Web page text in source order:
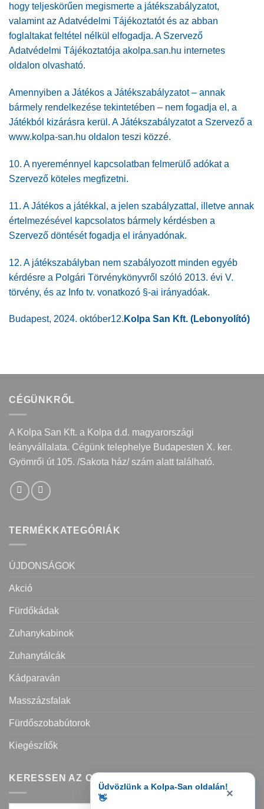
hogy teljeskörűen megismerte a játékszabályzatot,
valamint az Adatvédelmi Tájékoztatót és az abban
foglaltakat feltétel nélkül elfogadja. A Szervező
Adatvédelmi Tájékoztatója akolpa.san.hu internetes
oldalon olvasható.
Amennyiben a Játékos a Játékszabályzatot – annak
bármely rendelkezése tekintetében – nem fogadja el, a
Játékból kizárásra kerül. A Játékszabályzatot a Szervező a
www.kolpa-san.hu oldalon teszi közzé.
10. A nyereménnyel kapcsolatban felmerülő adókat a
Szervező köteles megfizetni.
11. A Játékos a játékkal, a jelen szabályzattal, illetve annak
értelmezésével kapcsolatos bármely kérdésben a
Szervező döntését fogadja el irányadónak.
12. A játékszabályban nem szabályozott minden egyéb
kérdésre a Polgári Törvénykönyvről szóló 2013. évi V.
törvény, és az Info tv. vonatkozó §-ai irányadóak.
Budapest, 2024. október12. Kolpa San Kft. (Lebonyolító)
CÉGÜNKRŐL
A Kolpa San Kft. a Kolpa d.d. magyarországi
leányvállalata. Cégünk telephelye Budapesten X. ker.
Gyömrői út 105. /Sakota ház/ szám alatt található.
TERMÉKKATEGÓRIÁK
ÚJDONSÁGOK
Akció
Fürdőkádak
Zuhanykabinok
Zuhanytálcák
Kádparaván
Masszázsfalak
Fürdőszobabútorok
Kiegészítők
KERESSEN AZ OLDALON
×
Üdvözlünk a Kolpa-San oldalán!
👋